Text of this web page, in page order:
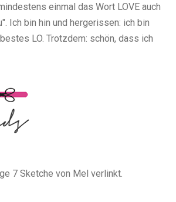
einmal das Wort LOVE auch
Ich bin hin und hergerissen: ich bin
LO. Trotzdem: schön, dass ich
7 Sketche von Mel verlinkt.